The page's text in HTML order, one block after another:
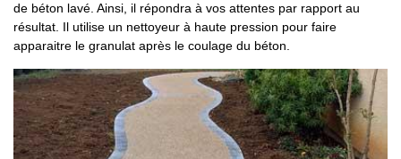
de béton lavé. Ainsi, il répondra à vos attentes par rapport au
résultat. Il utilise un nettoyeur à haute pression pour faire
apparaitre le granulat après le coulage du béton.